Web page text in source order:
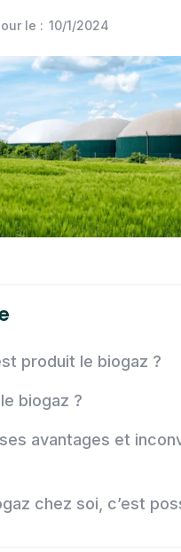
le : 10/1/2024
produit le biogaz ?
biogaz ?
avantages et
chez soi, c’est